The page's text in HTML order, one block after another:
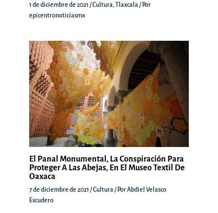
1 de diciembre de 2021 /Cultura, Tlaxcala / Por
epicentronoticiasmx
El Panal Monumental, La Conspiración Para
Proteger A Las Abejas, En El Museo Textil De
Oaxaca
7 de diciembre de 2021 /Cultura / PorAbdiel Velasco
Escudero